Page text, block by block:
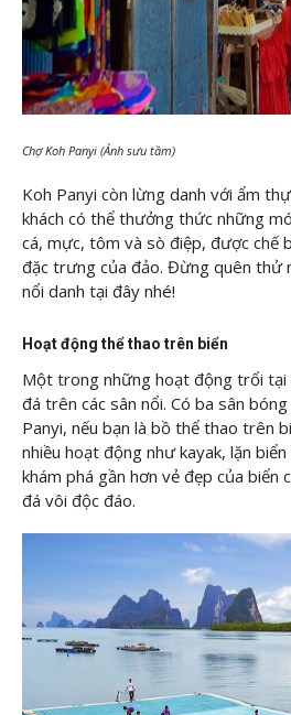
Chợ Koh Panyi (Ảnh sưu tầm)
Koh Panyi còn lừng danh với ẩm
khách có thể thưởng thức những
cá, mực, tôm và sò điệp, được chế
đặc trưng của đảo. Đừng quên thử
nổi danh tại đây nhé!
Hoạt động thể thao trên biển
Một trong những hoạt động trổi tại
đá trên các sân nổi. Có ba sân
Panyi, nếu bạn là bồ thể thao trên
nhiều hoạt động như kayak, lặn
khám phá gần hơn vẻ đẹp của biển
đá vôi độc đáo.